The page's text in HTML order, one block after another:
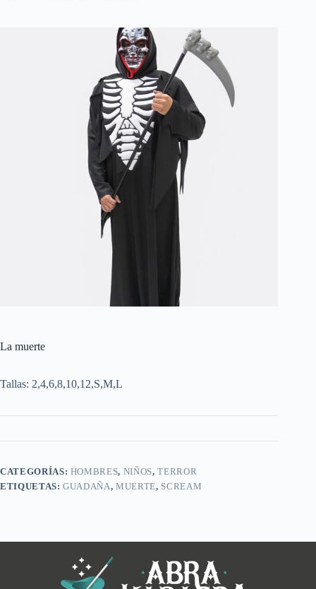
La muerte
Tallas: 2,4,6,8,10,12,S,M,L
CATEGORÍAS: HOMBRES, NIÑOS,TERROR
ETIQUETAS:GUADAÑA,MUERTE, SCREAM